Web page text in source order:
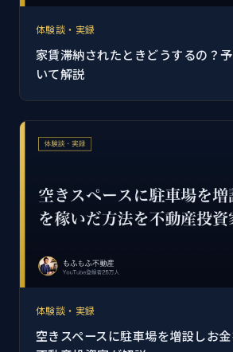
体験談・実録
家賃滞納されたときどうするの？
いて解説
体験談・実録
空きスペースに駐車場を増設しお